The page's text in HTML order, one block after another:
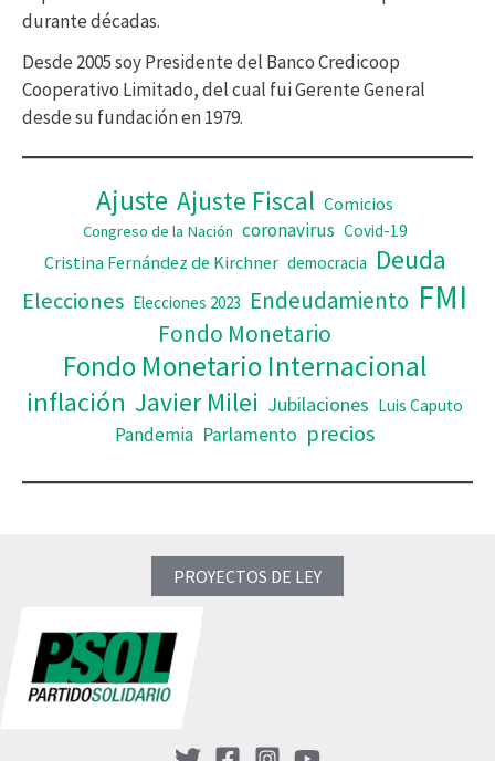
v
d
e
o
durante décadas.
Desde 2005 soy Presidente del Banco Credicoop
Cooperativo Limitado, del cual fui Gerente General
desde su fundación en 1979.
Ajuste Ajuste Fiscal Comicios
Congreso de la Nación coronavirus Covid-19
Cristina Fernández de Kirchner democracia Deuda
Elecciones Elecciones 2023 Endeudamiento FMI
Fondo Monetario
Fondo Monetario Internacional
inflación Javier Milei Jubilaciones Luis Caputo
Pandemia Parlamento precios
PROYECTOS DE LEY